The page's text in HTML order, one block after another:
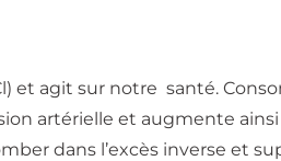
et agit sur notre santé.
artérielle et augmente ainsi
dans l’excès inverse et